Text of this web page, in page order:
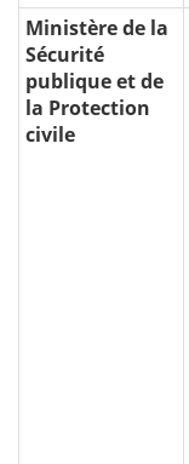
Ministère de la
Sécurité
publique et de
la Protection
civile